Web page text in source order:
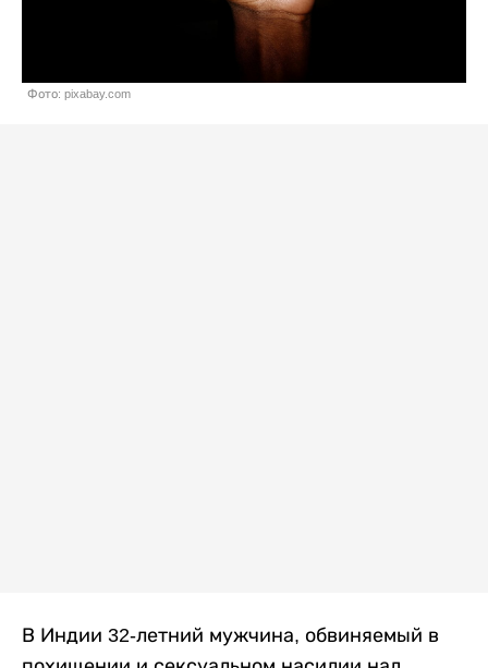
Фото: pixabay.com
В Индии 32-летний мужчина, обвиняемый в